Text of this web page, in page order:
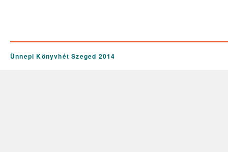
Ünnepi Könyvhét Szeged 2014